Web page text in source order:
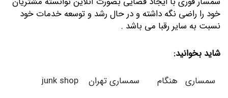
خود را راضی نگه داشته و در حال رشد و توسعه خدمات خود
نسبت به سایر رقبا می باشد .
شاید بخوانید:
سمساری هنگام سمساری تهران
junk shop